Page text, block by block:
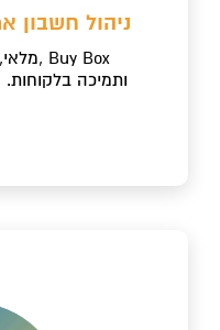
ניהול
ותמיכה